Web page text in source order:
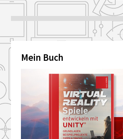
Mein Buch